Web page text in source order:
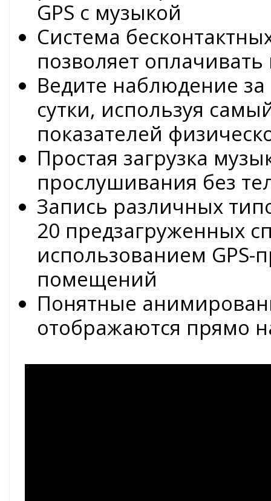
GPS с музыкой
Система
позволяет
Ведите наблюдение
сутки, используя
показателей
Простая загрузка
прослушивания без
Запись различных
20 предзагруженных
использованием
помещений
Понятные
отображаются прямо